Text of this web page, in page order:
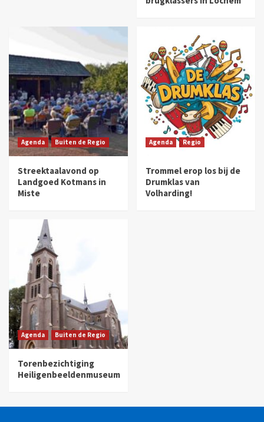
Agenda Buiten de Regio
Streektaalavond op
Landgoed Kotmans in
Miste
Agenda Regio
Trommel erop los bij de
Drumklas van
Volharding!
Agenda Buiten de Regio
Torenbezichtiging
Heiligenbeeldenmuseum